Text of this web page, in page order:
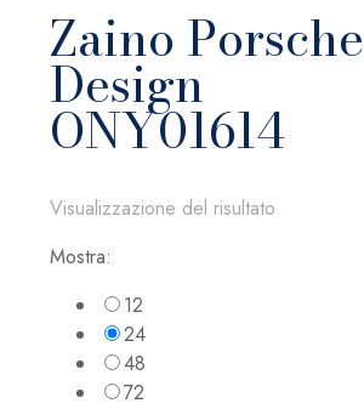
Zaino Porsche
Design
ONY01614
Visualizzazione del risultato
Mostra:
12
24
48
72